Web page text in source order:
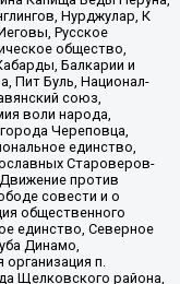
Нурджулар, К
Русское
общество,
Балкарии и
Пит Буль, Национал-
союз,
воли народа,
Череповца,
единство,
Староверов-
против
совести и о
общественного
единство, Северное
Динамо,
п.
Щелковского района,